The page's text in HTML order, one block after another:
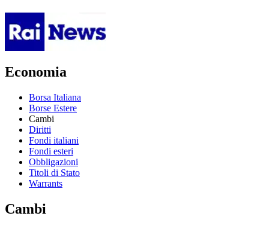
Economia
Borsa Italiana
Borse Estere
Cambi
Diritti
Fondi italiani
Fondi esteri
Obbligazioni
Titoli di Stato
Warrants
Cambi